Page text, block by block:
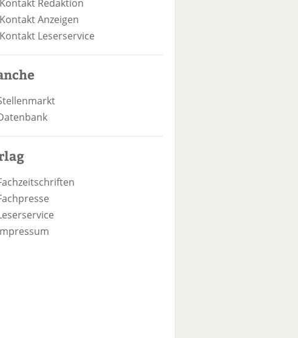
Kontakt Redaktion
Kontakt Anzeigen
Kontakt Leserservice